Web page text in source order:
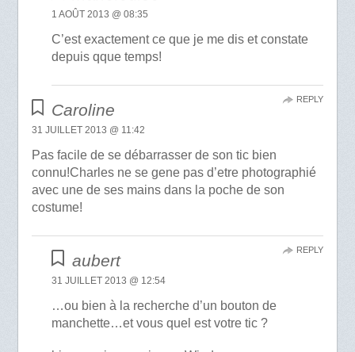
1 AOÛT 2013 @ 08:35
C’est exactement ce que je me dis et constate
depuis qque temps!
Caroline
31 JUILLET 2013 @ 11:42
Pas facile de se débarrasser de son tic bien
connu!Charles ne se gene pas d’etre photographié
avec une de ses mains dans la poche de son
costume!
REPLY
aubert
31 JUILLET 2013 @ 12:54
…ou bien à la recherche d’un bouton de
manchette…et vous quel est votre tic ?
REPLY